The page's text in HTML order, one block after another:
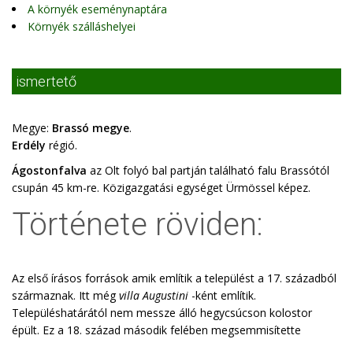
A környék eseménynaptára
Környék szálláshelyei
ismertető
Megye: Brassó megye.
Erdély régió.
Ágostonfalva az Olt folyó bal partján található falu Brassótól
csupán 45 km-re. Közigazgatási egységet Ürmössel képez.
Története röviden:
Az első írásos források amik említik a települést a 17. századból
származnak. Itt mégvilla Augustini -ként említik.
Településhatárától nem messze álló hegycsúcson kolostor
épült. Ez a 18. század második felében megsemmisítette